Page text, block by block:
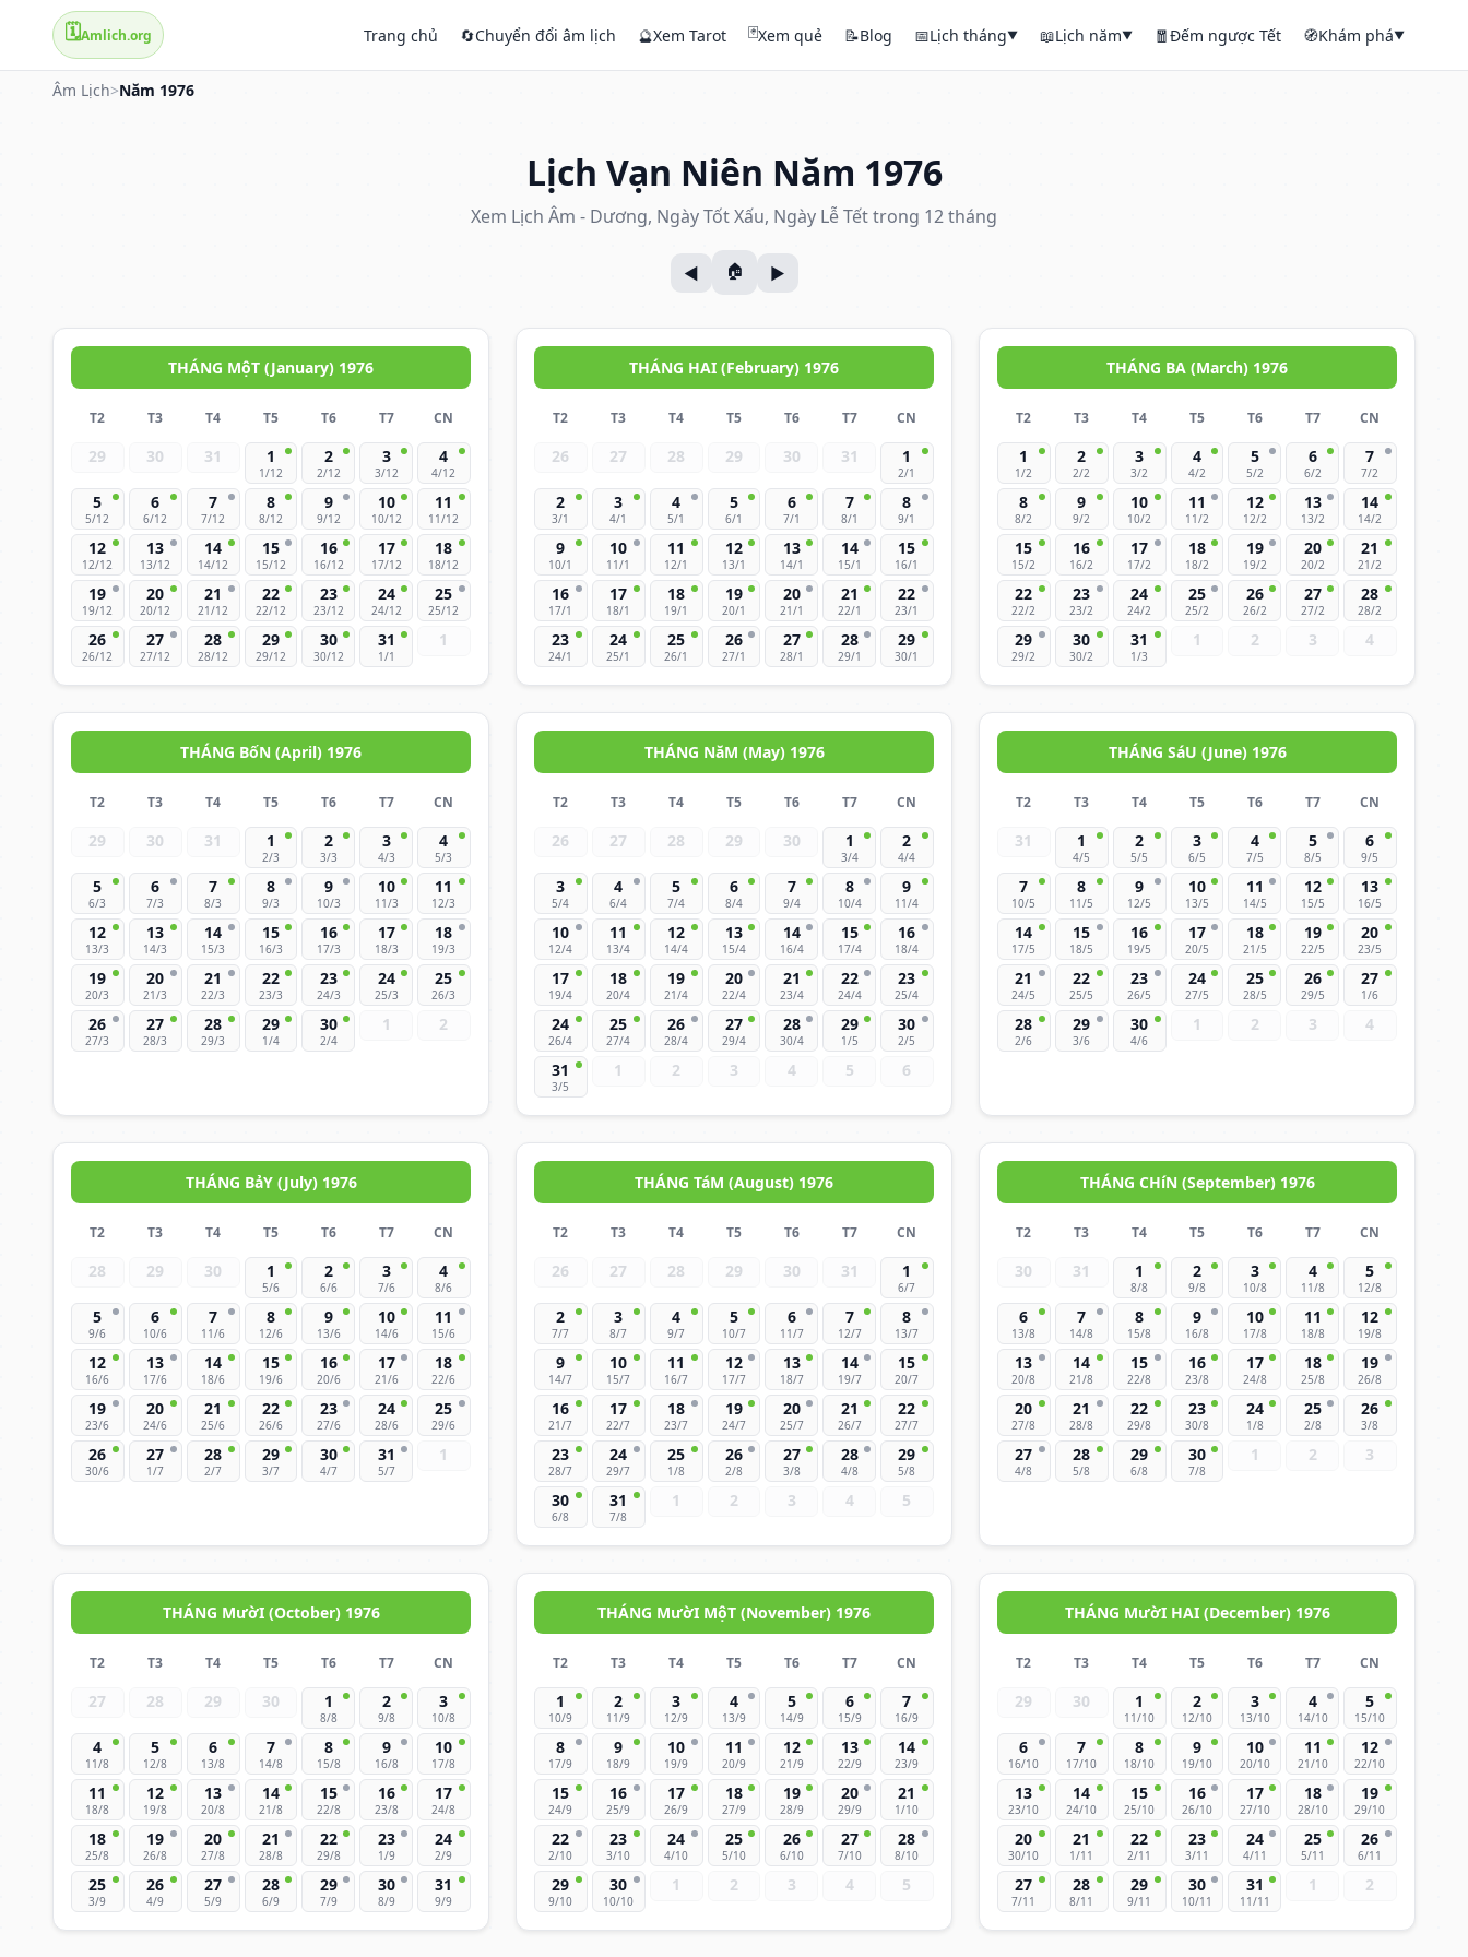
🗓️Amlich.org Trang chủ 🔄Chuyển đổi âm lịch 🔮Xem Tarot 🃏Xem quẻ 📝Blog 📅Lịch tháng▼ 📖Lịch năm▼ 🧧Đếm ngược Tết 🧭Khám phá▼
Âm Lịch>Năm 1976
Lịch Vạn Niên Năm 1976
Xem Lịch Âm - Dương, Ngày Tốt Xấu, Ngày Lễ Tết trong 12 tháng
THÁNG MộT (January) 1976
T2 T3 T4 T5 T6 T7 CN
29 30 31 1
1/12
2
2/12
3
3/12
4
4/12
5
5/12
6
6/12
7
7/12
8
8/12
9
9/12
10
10/12
11
11/12
12
12/12
13
13/12
14
14/12
15
15/12
16
16/12
17
17/12
18
18/12
19
19/12
20
20/12
21
21/12
22
22/12
23
23/12
24
24/12
25
25/12
26
26/12
27
27/12
28
28/12
29
29/12
30
30/12
31
1/1
1
THÁNG HAI (February) 1976
T2 T3 T4 T5 T6 T7 CN
26 27 28 29 30 31 1
2/1
2
3/1
3
4/1
4
5/1
5
6/1
6
7/1
7
8/1
8
9/1
9
10/1
10
11/1
11
12/1
12
13/1
13
14/1
14
15/1
15
16/1
16
17/1
17
18/1
18
19/1
19
20/1
20
21/1
21
22/1
22
23/1
23
24/1
24
25/1
25
26/1
26
27/1
27
28/1
28
29/1
29
30/1
THÁNG BA (March) 1976
T2 T3 T4 T5 T6 T7 CN
1
1/2
2
2/2
3
3/2
4
4/2
5
5/2
6
6/2
7
7/2
8
8/2
9
9/2
10
10/2
11
11/2
12
12/2
13
13/2
14
14/2
15
15/2
16
16/2
17
17/2
18
18/2
19
19/2
20
20/2
21
21/2
22
22/2
23
23/2
24
24/2
25
25/2
26
26/2
27
27/2
28
28/2
29
29/2
30
30/2
31
1/3
1 2 3 4
THÁNG BốN (April) 1976
T2 T3 T4 T5 T6 T7 CN
29 30 31 1
2/3
2
3/3
3
4/3
4
5/3
5
6/3
6
7/3
7
8/3
8
9/3
9
10/3
10
11/3
11
12/3
12
13/3
13
14/3
14
15/3
15
16/3
16
17/3
17
18/3
18
19/3
19
20/3
20
21/3
21
22/3
22
23/3
23
24/3
24
25/3
25
26/3
26
27/3
27
28/3
28
29/3
29
1/4
30
2/4
1 2
THÁNG NăM (May) 1976
T2 T3 T4 T5 T6 T7 CN
26 27 28 29 30 1
3/4
2
4/4
3
5/4
4
6/4
5
7/4
6
8/4
7
9/4
8
10/4
9
11/4
10
12/4
11
13/4
12
14/4
13
15/4
14
16/4
15
17/4
16
18/4
17
19/4
18
20/4
19
21/4
20
22/4
21
23/4
22
24/4
23
25/4
24
26/4
25
27/4
26
28/4
27
29/4
28
30/4
29
1/5
30
2/5
31
3/5
1 2 3 4 5 6
THÁNG SáU (June) 1976
T2 T3 T4 T5 T6 T7 CN
31 1
4/5
2
5/5
3
6/5
4
7/5
5
8/5
6
9/5
7
10/5
8
11/5
9
12/5
10
13/5
11
14/5
12
15/5
13
16/5
14
17/5
15
18/5
16
19/5
17
20/5
18
21/5
19
22/5
20
23/5
21
24/5
22
25/5
23
26/5
24
27/5
25
28/5
26
29/5
27
1/6
28
2/6
29
3/6
30
4/6
1 2 3 4
THÁNG BảY (July) 1976
T2 T3 T4 T5 T6 T7 CN
28 29 30 1
5/6
2
6/6
3
7/6
4
8/6
5
9/6
6
10/6
7
11/6
8
12/6
9
13/6
10
14/6
11
15/6
12
16/6
13
17/6
14
18/6
15
19/6
16
20/6
17
21/6
18
22/6
19
23/6
20
24/6
21
25/6
22
26/6
23
27/6
24
28/6
25
29/6
26
30/6
27
1/7
28
2/7
29
3/7
30
4/7
31
5/7
1
THÁNG TáM (August) 1976
T2 T3 T4 T5 T6 T7 CN
26 27 28 29 30 31 1
6/7
2
7/7
3
8/7
4
9/7
5
10/7
6
11/7
7
12/7
8
13/7
9
14/7
10
15/7
11
16/7
12
17/7
13
18/7
14
19/7
15
20/7
16
21/7
17
22/7
18
23/7
19
24/7
20
25/7
21
26/7
22
27/7
23
28/7
24
29/7
25
1/8
26
2/8
27
3/8
28
4/8
29
5/8
30
6/8
31
7/8
1 2 3 4 5
THÁNG CHíN (September) 1976
T2 T3 T4 T5 T6 T7 CN
30 31 1
8/8
2
9/8
3
10/8
4
11/8
5
12/8
6
13/8
7
14/8
8
15/8
9
16/8
10
17/8
11
18/8
12
19/8
13
20/8
14
21/8
15
22/8
16
23/8
17
24/8
18
25/8
19
26/8
20
27/8
21
28/8
22
29/8
23
30/8
24
1/8
25
2/8
26
3/8
27
4/8
28
5/8
29
6/8
30
7/8
1 2 3
THÁNG MườI (October) 1976
T2 T3 T4 T5 T6 T7 CN
27 28 29 30 1
8/8
2
9/8
3
10/8
4
11/8
5
12/8
6
13/8
7
14/8
8
15/8
9
16/8
10
17/8
11
18/8
12
19/8
13
20/8
14
21/8
15
22/8
16
23/8
17
24/8
18
25/8
19
26/8
20
27/8
21
28/8
22
29/8
23
1/9
24
2/9
25
3/9
26
4/9
27
5/9
28
6/9
29
7/9
30
8/9
31
9/9
THÁNG MườI MộT (November) 1976
T2 T3 T4 T5 T6 T7 CN
1
10/9
2
11/9
3
12/9
4
13/9
5
14/9
6
15/9
7
16/9
8
17/9
9
18/9
10
19/9
11
20/9
12
21/9
13
22/9
14
23/9
15
24/9
16
25/9
17
26/9
18
27/9
19
28/9
20
29/9
21
1/10
22
2/10
23
3/10
24
4/10
25
5/10
26
6/10
27
7/10
28
8/10
29
9/10
30
10/10
1 2 3 4 5
THÁNG MườI HAI (December) 1976
T2 T3 T4 T5 T6 T7 CN
29 30 1
11/10
2
12/10
3
13/10
4
14/10
5
15/10
6
16/10
7
17/10
8
18/10
9
19/10
10
20/10
11
21/10
12
22/10
13
23/10
14
24/10
15
25/10
16
26/10
17
27/10
18
28/10
19
29/10
20
30/10
21
1/11
22
2/11
23
3/11
24
4/11
25
5/11
26
6/11
27
7/11
28
8/11
29
9/11
30
10/11
31
11/11
1 2